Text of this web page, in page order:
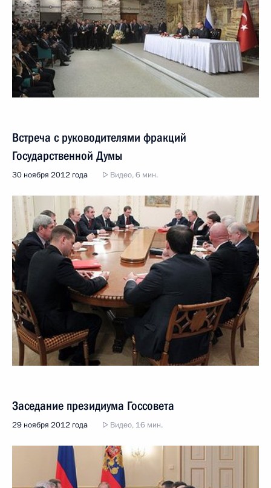
Встреча с руководителями фракций
Государственной Думы
30 ноября 2012 года Видео, 6 мин.
Заседание президиума Госсовета
29 ноября 2012 года Видео, 16 мин.